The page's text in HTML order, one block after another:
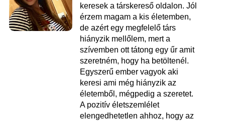
keresek a társkereső oldalon. Jól
érzem magam a kis életemben,
de azért egy megfelelő társ
hiányzik mellőlem, mert a
szívemben ott tátong egy űr amit
szeretném, hogy ha betöltenél.
Egyszerű ember vagyok aki
keresi ami még hiányzik az
életemből, mégpedig a szeretet.
A pozitív életszemlélet
elengedhetetlen ahhoz, hogy az